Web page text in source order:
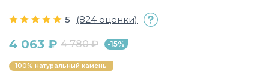
5 (824 оценки)
4 063 ₽ 4 780 ₽ -15%
100% натуральный камень